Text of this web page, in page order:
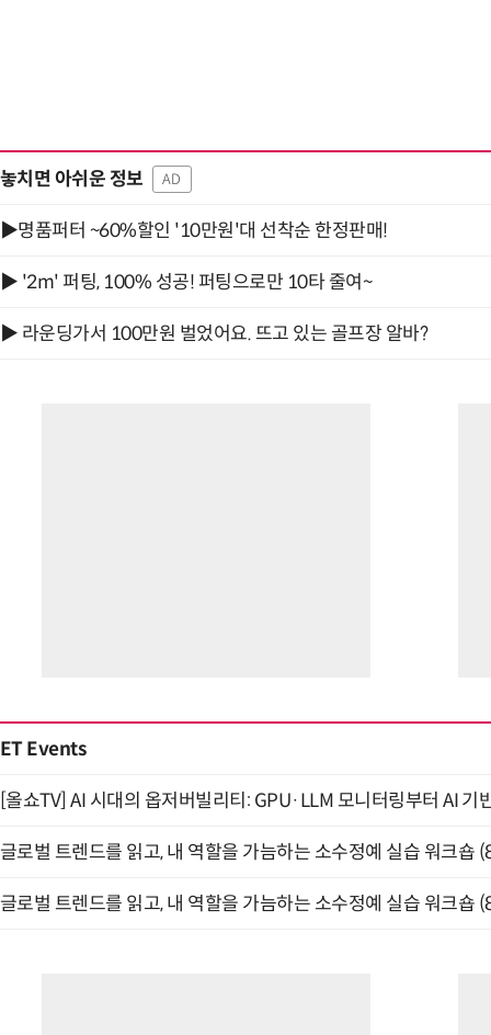
놓치면 아쉬운 정보 AD
▶명품퍼터 ~60%할인 '10만원'대 선착순 한정판매!
▶ '2m' 퍼팅, 100% 성공! 퍼팅으로만 10타 줄여~
▶ 라운딩가서 100만원 벌었어요. 뜨고 있는 골프장 알바?
ET Events
[올쇼TV] AI 시대의 옵저버빌리티: GPU·LLM 모니터링부터 AI
글로벌 트렌드를 읽고, 내 역할을 가늠하는 소수정예 실습 워크숍
글로벌 트렌드를 읽고, 내 역할을 가늠하는 소수정예 실습 워크숍